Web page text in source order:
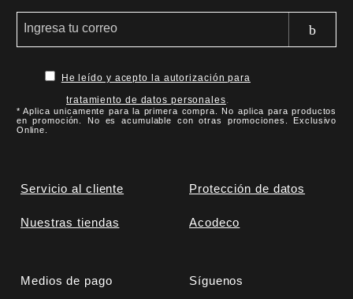
He leído y acepto la autorización para
tratamiento de datos personales.
* Aplica unicamente para la primera compra. No aplica para productos
en promoción. No es acumulable con otras promociones. Exclusivo
Online.
Servicio al cliente Protección de datos
Nuestras tiendas Acodeco
Medios de pago Síguenos